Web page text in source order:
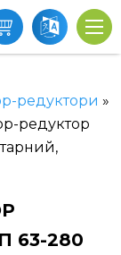
редуктори »
редуктор
63-280